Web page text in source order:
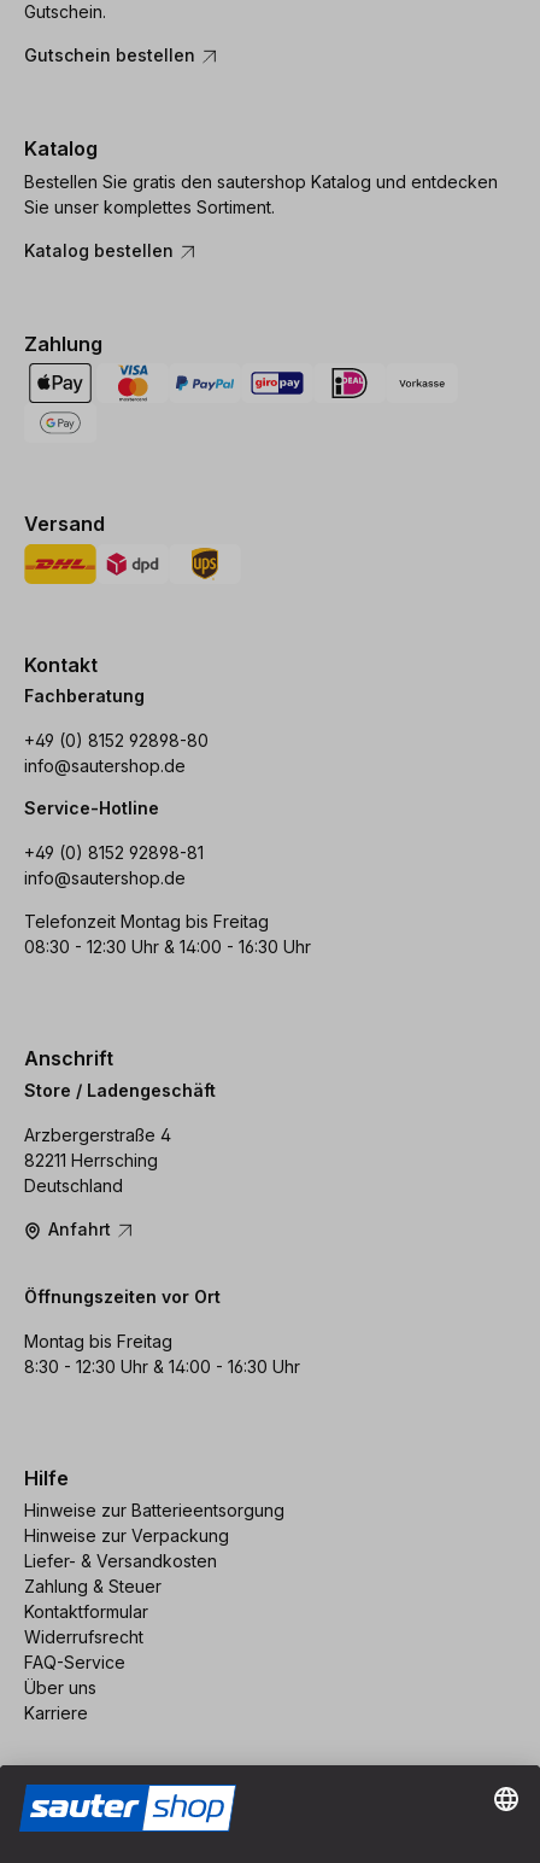
Gutschein.
Gutschein bestellen
Katalog
Bestellen Sie gratis den sautershop Katalog und entdecken
Sie unser komplettes Sortiment.
Katalog bestellen
Zahlung
Versand
Kontakt
Fachberatung
+49 (0) 8152 92898-80
info@sautershop.de
Service-Hotline
+49 (0) 8152 92898-81
info@sautershop.de
Telefonzeit Montag bis Freitag
08:30 - 12:30 Uhr & 14:00 - 16:30 Uhr
Anschrift
Store / Ladengeschäft
Arzbergerstraße 4
82211 Herrsching
Deutschland
Anfahrt
Öffnungszeiten vor Ort
Montag bis Freitag
8:30 - 12:30 Uhr & 14:00 - 16:30 Uhr
Hilfe
Hinweise zur Batterieentsorgung
Hinweise zur Verpackung
Liefer- & Versandkosten
Zahlung & Steuer
Kontaktformular
Widerrufsrecht
FAQ-Service
Über uns
Karriere